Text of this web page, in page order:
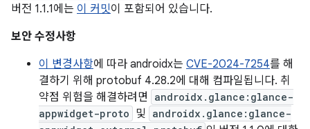
버전 1.1.1에는 이 커밋이 포함되어 있습니다.
보안 수정사항
이 변경사항에 따라 androidx는 CVE-2024-7254를 해
결하기 위해 protobuf 4.28.2에 대해 컴파일됩니다. 취
약점 위험을 해결하려면
androidx.glance:glance-
appwidget-proto 및 androidx.glance:glance-